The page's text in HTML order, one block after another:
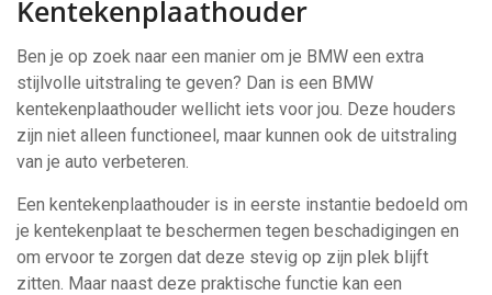
Kentekenplaathouder
Ben je op zoek naar een manier om je BMW een extra
stijlvolle uitstraling te geven? Dan is een BMW
kentekenplaathouder wellicht iets voor jou. Deze houders
zijn niet alleen functioneel, maar kunnen ook de uitstraling
van je auto verbeteren.
Een kentekenplaathouder is in eerste instantie bedoeld om
je kentekenplaat te beschermen tegen beschadigingen en
om ervoor te zorgen dat deze stevig op zijn plek blijft
zitten. Maar naast deze praktische functie kan een